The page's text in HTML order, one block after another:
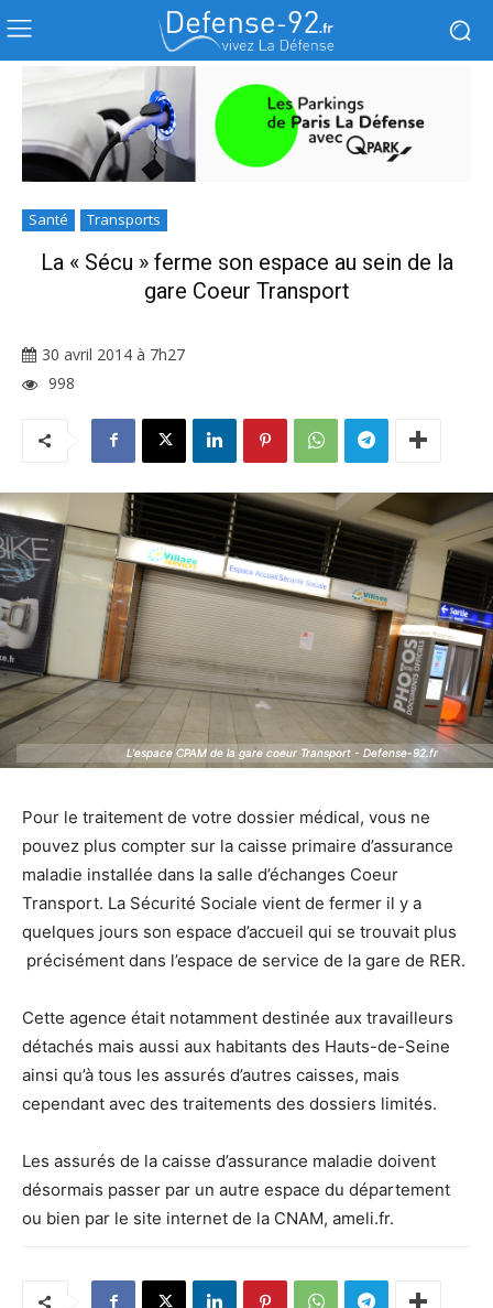
Santé Transports
La « Sécu » ferme son espace au sein de la
gare Coeur Transport
30 avril 2014 à 7h27
998
L'espace CPAM de la gare coeur Transport - Defense-92.fr
L'espace CPAM de la gare coeur Transport - Defense-92.fr
Pour le traitement de votre dossier médical, vous ne
pouvez plus compter sur la caisse primaire d’assurance
maladie installée dans la salle d’échanges Coeur
Transport. La Sécurité Sociale vient de fermer il y a
quelques jours son espace d’accueil qui se trouvait plus
précisément dans l’espace de service de la gare de RER.
Cette agence était notamment destinée aux travailleurs
détachés mais aussi aux habitants des Hauts-de-Seine
ainsi qu’à tous les assurés d’autres caisses, mais
cependant avec des traitements des dossiers limités.
Les assurés de la caisse d’assurance maladie doivent
désormais passer par un autre espace du département
ou bien par le site internet de la CNAM, ameli.fr.